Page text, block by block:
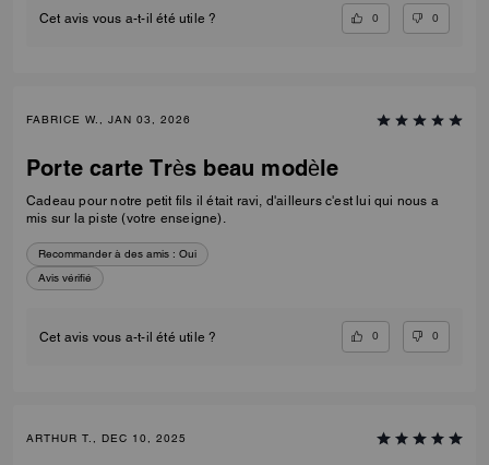
Cet avis vous a-t-il été utile ? 0 0
FABRICE W., JAN 03, 2026
Porte carte Très beau modèle
Cadeau pour notre petit fils il était ravi, d'ailleurs c'est lui qui nous a
mis sur la piste (votre enseigne).
Recommander à des amis : Oui
Avis vérifié
Cet avis vous a-t-il été utile ? 0 0
ARTHUR T., DEC 10, 2025